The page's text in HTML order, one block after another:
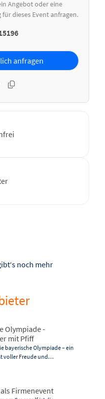
Angebot oder eine
für dieses Event anfragen.
anfragen
noch mehr
Olympiade -
mit Pfiff
bayerische Olympiade – ein
voller Freude und…
Firmenevent